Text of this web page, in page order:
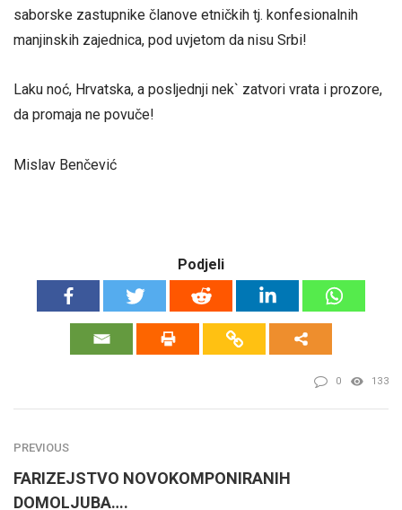
saborske zastupnike članove etničkih tj. konfesionalnih
manjinskih zajednica, pod uvjetom da nisu Srbi!
Laku noć, Hrvatska, a posljednji nek` zatvori vrata i prozore,
da promaja ne povuče!
Mislav Benčević
Podjeli
0 133
PREVIOUS
FARIZEJSTVO NOVOKOMPONIRANIH
DOMOLJUBA….